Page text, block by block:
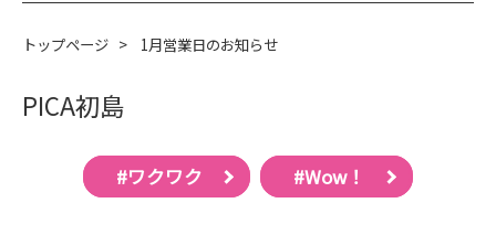
トップページ > 1月営業日のお知らせ
PICA初島
#ワクワク #Wow！